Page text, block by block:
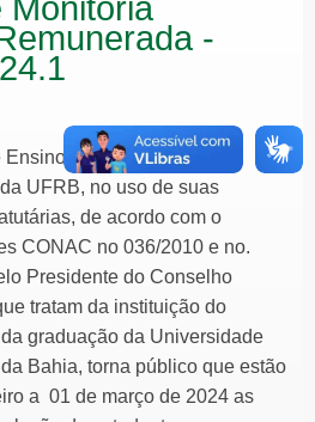
Monitoria
-
do Centro de Artes,
UFRB, no uso de suas
de acordo com o
CONAC no 036/2010 e no.
Presidente do Conselho
tratam da instituição do
graduação da Universidade
Bahia, torna público que estão
a 01 de março de 2024 as